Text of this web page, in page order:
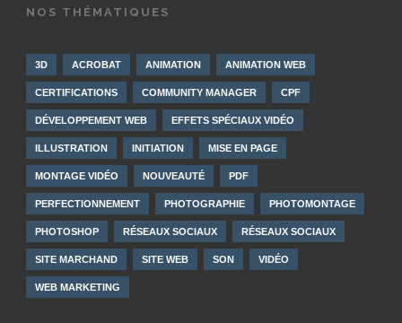
NOS THÉMATIQUES
3D ACROBAT ANIMATION ANIMATION WEB
CERTIFICATIONS COMMUNITY MANAGER CPF
DÉVELOPPEMENT WEB EFFETS SPÉCIAUX VIDÉO
ILLUSTRATION INITIATION MISE EN PAGE
MONTAGE VIDÉO NOUVEAUTÉ PDF
PERFECTIONNEMENT PHOTOGRAPHIE PHOTOMONTAGE
PHOTOSHOP RÉSEAUX SOCIAUX RÉSEAUX SOCIAUX
SITE MARCHAND SITE WEB SON VIDÉO
WEB MARKETING